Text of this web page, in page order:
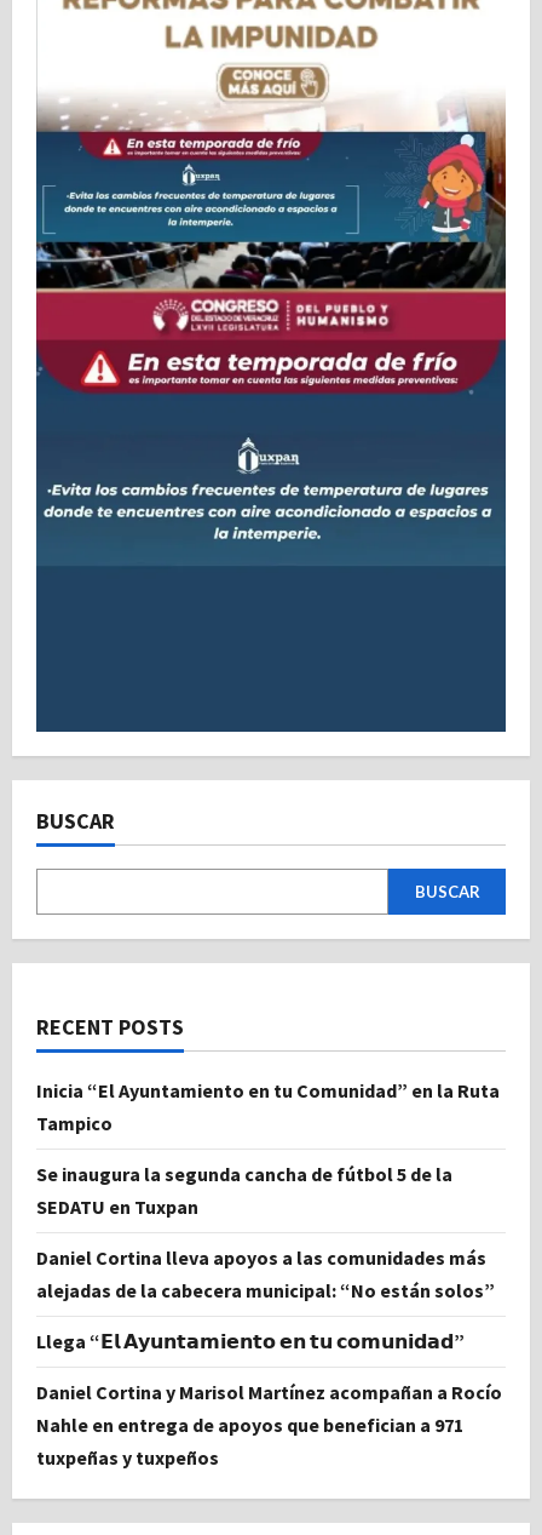
BUSCAR
BUSCAR
RECENT POSTS
Inicia “El Ayuntamiento en tu Comunidad” en la Ruta
Tampico
Se inaugura la segunda cancha de fútbol 5 de la
SEDATU en Tuxpan
Daniel Cortina lleva apoyos a las comunidades más
alejadas de la cabecera municipal: “No están solos”
Llega “𝗘𝗹 𝗔𝘆𝘂𝗻𝘁𝗮𝗺𝗶𝗲𝗻𝘁𝗼 𝗲𝗻 𝘁𝘂 𝗰𝗼𝗺𝘂𝗻𝗶𝗱𝗮𝗱”
Daniel Cortina y Marisol Martínez acompañan a Rocío
Nahle en entrega de apoyos que benefician a 971
tuxpeñas y tuxpeños